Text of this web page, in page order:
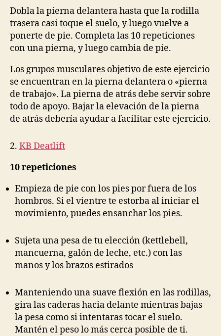
Dobla la pierna delantera hasta que la rodilla
trasera casi toque el suelo, y luego vuelve a
ponerte de pie. Completa las 10 repeticiones
con una pierna, y luego cambia de pie.
Los grupos musculares objetivo de este ejercicio
se encuentran en la pierna delantera o «pierna
de trabajo». La pierna de atrás debe servir sobre
todo de apoyo. Bajar la elevación de la pierna
de atrás debería ayudar a facilitar este ejercicio.
2. KB Deatlift
10 repeticiones
Empieza de pie con los pies por fuera de los
hombros. Si el vientre te estorba al iniciar el
movimiento, puedes ensanchar los pies.
Sujeta una pesa de tu elección (kettlebell,
mancuerna, galón de leche, etc.) con las
manos y los brazos estirados
Manteniendo una suave flexión en las rodillas,
gira las caderas hacia delante mientras bajas
la pesa como si intentaras tocar el suelo.
Mantén el peso lo más cerca posible de ti.